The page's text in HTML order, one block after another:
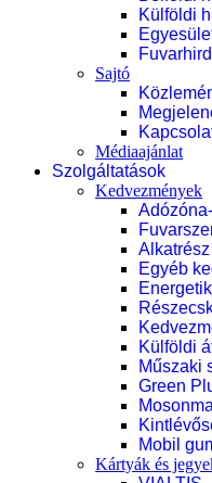
Külföldi
Sajtó
Médiaajánlat
Szolgáltatások
Kedvezmények
Alkatrész
Egyéb
Külföldi
Műszaki
Green
Mobil
Kártyák és